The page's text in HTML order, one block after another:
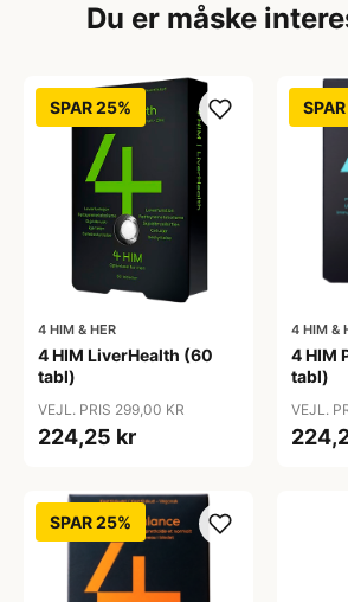
Du er måske
SPAR 25%
4 HIM & HER
4 HIM LiverHealth (60
tabl)
VEJL. PRIS 299,00 KR
224,25 kr
4 HIM &
4 HIM
tabl)
VEJL.
SPAR 25%